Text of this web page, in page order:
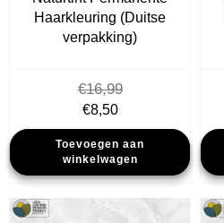
Haarkleuring (Duitse
verpakking)
€16,99
Oorspronkelijke
prijs
was:
€16,99.
€8,50Huidige
prijs
is:
€8,50.
Toevoegen aan
winkelwagen